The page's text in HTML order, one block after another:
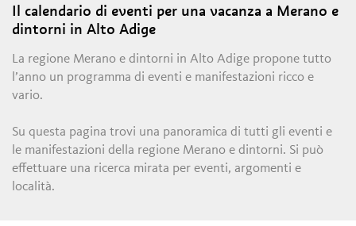
Il calendario di eventi per una vacanza a Merano e
dintorni in Alto Adige
La regione Merano e dintorni in Alto Adige propone tutto
l’anno un programma di eventi e manifestazioni ricco e
vario.
Su questa pagina trovi una panoramica di tutti gli eventi e
le manifestazioni della regione Merano e dintorni. Si può
effettuare una ricerca mirata per eventi, argomenti e
località.